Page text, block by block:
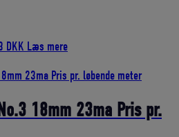
DKK.
DKK Den
pris
1.685,03 DKK.
Læs mere
18mm 23ma Pris pr.